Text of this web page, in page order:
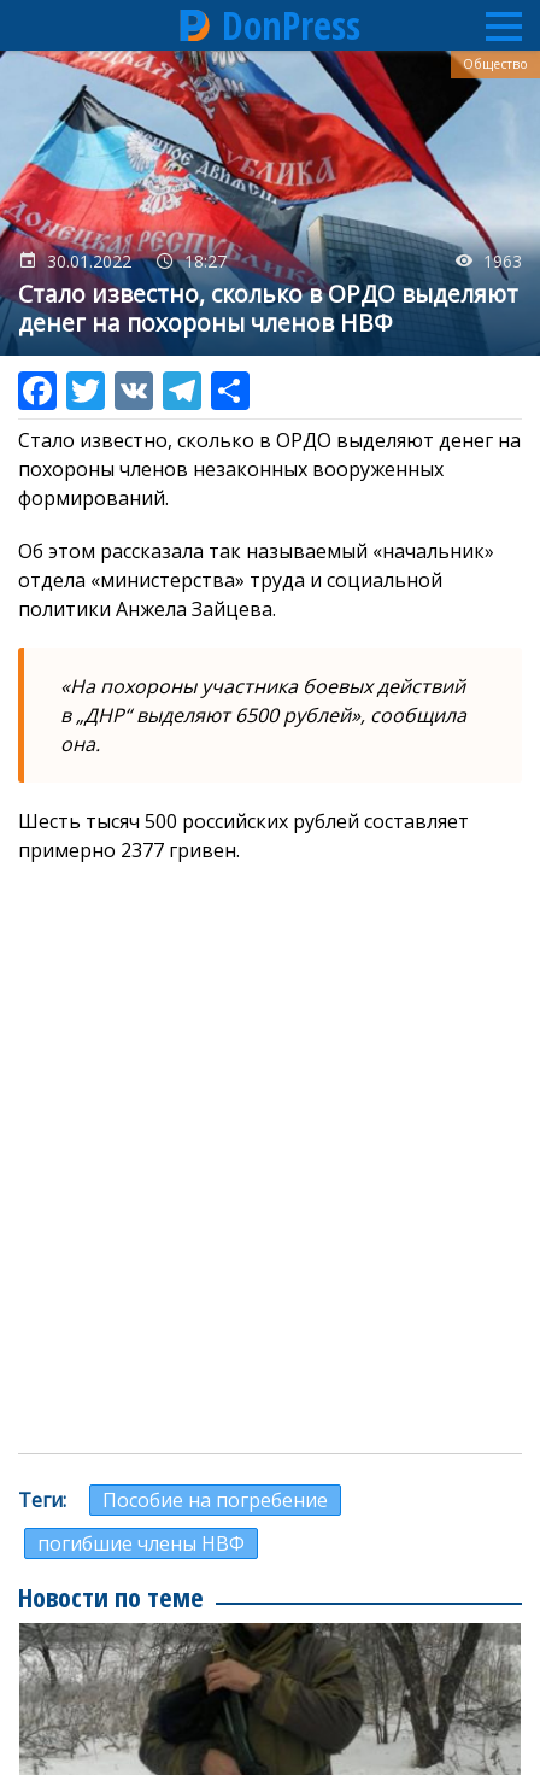
Перейти
основному
содержанию
DonPress
30.01.2022 18:27 1963
Стало известно, сколько в ОРДО выделяют
денег на похороны членов НВФ
Общество
Стало известно, сколько в ОРДО выделяют денег на
похороны членов незаконных вооруженных
формирований.
Об этом рассказала так называемый «начальник»
отдела «министерства» труда и социальной
политики Анжела Зайцева.
«На похороны участника боевых действий
в „ДНР“ выделяют 6500 рублей», сообщила
она.
Шесть тысяч 500 российских рублей составляет
примерно 2377 гривен.
Теги
Пособие на погребение
погибшие члены НВФ
Новости по теме